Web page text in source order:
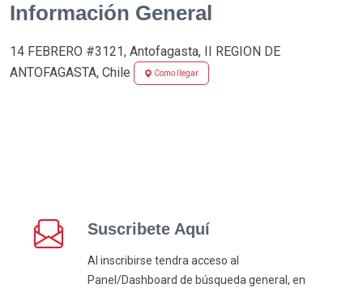
Información General
14 FEBRERO #3121, Antofagasta, II REGION DE
ANTOFAGASTA, Chile
Como llegar
Suscribete Aquí
Al inscribirse tendra acceso al
Panel/Dashboard de búsqueda general, en